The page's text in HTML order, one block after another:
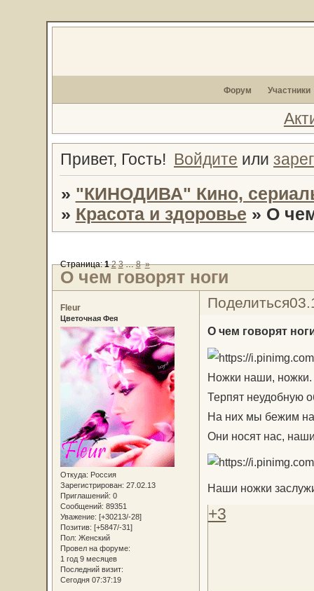
Форум Участники
Привет, Гость! Войдите или
» "КИНОДИВА" Кино,
» Красота и здоровье » О
О чем говорят ноги
Страница:1 2 3 … 8 »
Поделиться
Fleur
Цветочная Фея
Откуда: Россия
Зарегистрирован: 27.02.13
Приглашений: 0
Сообщений: 89351
Уважение: [+30213/-28]
Позитив: [+5847/-31]
Пол: Женский
Провел на форуме:
1 год 9 месяцев
Последний визит:
Сегодня 07:37:19
О чем говорят
Ножки наши, ножки.
Терпят неудобную
На них мы бежим на
Они носят нас,
Наши ножки
+3